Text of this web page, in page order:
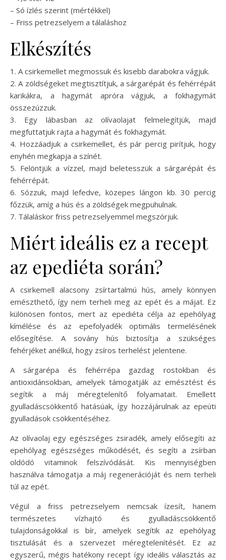
– Só ízlés szerint (mértékkel)
– Friss petrezselyem a tálaláshoz
Elkészítés
1. A csirkemellet megmossuk és kisebb darabokra vágjuk.
2. A zöldségeket megtisztítjuk, a sárgarépát és fehérrépát
karikákra, a hagymát apróra vágjuk, a fokhagymát
összezúzzuk.
3. Egy lábasban az olívaolajat felmelegítjük, majd
megfuttatjuk rajta a hagymát és fokhagymát.
4. Hozzáadjuk a csirkemellet, és pár percig pirítjuk, hogy
enyhén megkapja a színét.
5. Felöntjük a vízzel, majd beletesszük a sárgarépát és
fehérrépát.
6. Sózzuk, majd lefedve, közepes lángon kb. 30 percig
főzzük, amíg a hús és a zöldségek megpuhulnak.
7. Tálaláskor friss petrezselyemmel megszórjuk.
Miért ideális ez a recept
az epediéta során?
A csirkemell alacsony zsírtartalmú hús, amely könnyen
emészthető, így nem terheli meg az epét és a májat. Ez
különösen fontos, mert az epediéta célja az epehólyag
kímélése és az epefolyadék optimális termelésének
elősegítése. A sovány hús biztosítja a szükséges
fehérjéket anélkül, hogy zsíros terhelést jelentene.
A sárgarépa és fehérrépa gazdag rostokban és
antioxidánsokban, amelyek támogatják az emésztést és
segítik a máj méregtelenítő folyamatait. Emellett
gyulladáscsökkentő hatásúak, így hozzájárulnak az epeúti
gyulladások csökkentéséhez.
Az olívaolaj egy egészséges zsiradék, amely elősegíti az
epehólyag egészséges működését, és segíti a zsírban
oldódó vitaminok felszívódását. Kis mennyiségben
használva támogatja a máj regenerációját és nem terheli
túl az epét.
Végül a friss petrezselyem nemcsak ízesít, hanem
természetes vízhajtó és gyulladáscsökkentő
tulajdonságokkal is bír, amelyek segítik az epehólyag
tisztulását és a szervezet méregtelenítését. Ez az
egyszerű, mégis hatékony recept így ideális választás az